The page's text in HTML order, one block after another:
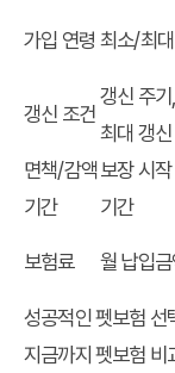
가입 연령 최소/최
갱신 조건
갱신 주
최대 갱신
면책/감액
기간
보장 시
기간
보험료 월 납입
성공적인 펫보험 선
지금까지 펫보험 비